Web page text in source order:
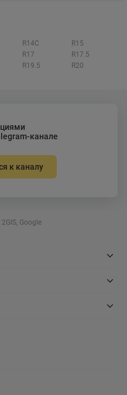
R14C
R15
R17
R17.5
R19.5
R20
канале
к каналу
Google